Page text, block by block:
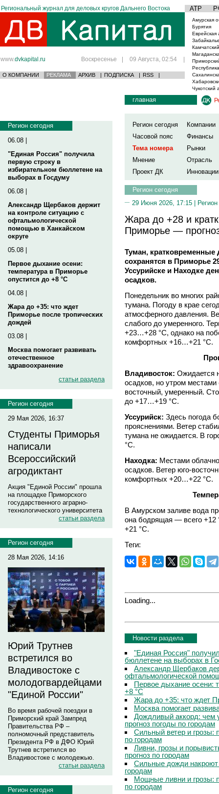
Региональный журнал для деловых кругов Дальнего Востока АТР
www.dvkapital.ru Воскресенье | 09 Августа, 02:54 |
О КОМПАНИИ РЕКЛАМА АРХИВ | ПОДПИСКА | RSS |
Амурская
Бурятия
Еврейская
Чукотский
Регион сегодня
06.08 |
"Единая Россия" получила
первую строку в
избирательном бюллетене на
выборах в Госдуму
06.08 |
Александр Щербаков держит
на контроле ситуацию с
офтальмологической
помощью в Ханкайском
округе
05.08 |
Первое дыхание осени:
температура в Приморье
опустится до +8 °C
04.08 |
Жара до +35: что ждет
Приморье после тропических
дождей
03.08 |
Москва помогает развивать
отечественное
здравоохранение
статьи раздела
Регион сегодня
29 Мая 2026, 16:37
Студенты Приморья
написали
Всероссийский
агродиктант
Акция "Единой России" прошла
на площадке Приморского
государственного аграрно-
технологического университета
статьи раздела
Регион сегодня
28 Мая 2026, 14:16
Юрий Трутнев
встретился во
Владивостоке с
молодогвардейцами
"Единой России"
Во время рабочей поездки в
Приморский край Зампред
Правительства РФ –
полномочный представитель
Президента РФ в ДФО Юрий
Трутнев встретился во
Владивостоке с молодежью.
статьи раздела
Регион сегодня
главная
Регион сегодня
Компании
Часовой пояс
Финансы
Тема номера
Рынки
Мнение
Отрасль
Проект ДК
Инновации
Регион сегодня
29 Июня 2026, 17:15 |
Жара до +28 и
Приморье —
Туман,
сохранятся в Приморье
Уссурийске и Находке
осадков.
Понедельник во многих
тумана. Погоду в крае
атмосферного давления.
слабого до умеренного.
+23…+28 °C, однако на
комфортных +16…+21 °C.
Владивосток: Ожидается
осадков, но утром
восточный, умеренный.
до +17…+19 °С.
Уссурийск: Здесь погода
прояснениями. Ветер
тумана не ожидается. В
°С.
Находка: Местами
осадков. Ветер юго-
комфортных +20…+22 °С.
В Амурском заливе вода
она бодрящая — всего +12
+21 °С.
Теги:
Loading...
Новости раздела
"Единая Россия"
бюллетене на выборах в
Александр Щербаков
офтальмологической
Первое дыхание осени:
+8 °C
Жара до +35: что ждет
Москва помогает
Дождливый аккорд: чем
прогноз погоды по городам
Сильный ветер и грозы:
по городам
Ливни, грозы и
прогноз по городам
Сильные дожди
городам
Мощные ливни и грозы:
по городам